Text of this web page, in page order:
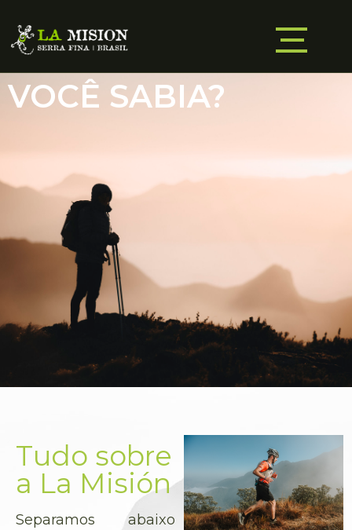
VOCÊ SABIA?
Tudo sobre
a La Misión
Separamos abaixo